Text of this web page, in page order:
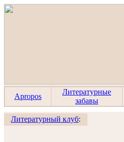
Apropos
Литературные
забавы
Литературный клуб: